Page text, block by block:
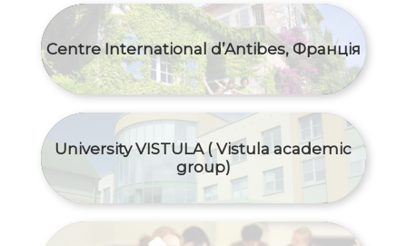
Centre International d’Antibes, Франція
University VISTULA ( Vistula academic
group)